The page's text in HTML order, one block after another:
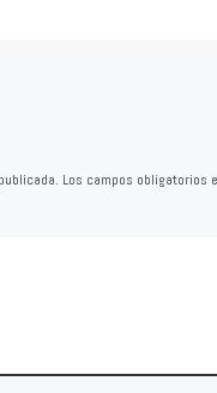
Los campos obligatorios